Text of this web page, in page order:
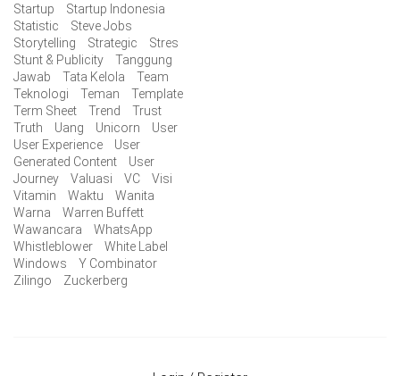
Startup
Startup Indonesia
Statistic
Steve Jobs
Storytelling
Strategic
Stres
Stunt & Publicity
Tanggung
Jawab
Tata Kelola
Team
Teknologi
Teman
Template
Term Sheet
Trend
Trust
Truth
Uang Unicorn
User
User Experience
User
Generated Content
User
Journey
Valuasi VC
Visi
Vitamin
Waktu
Wanita
Warna
Warren Buffett
Wawancara
WhatsApp
Whistleblower
White Label
Windows
Y Combinator
Zilingo
Zuckerberg